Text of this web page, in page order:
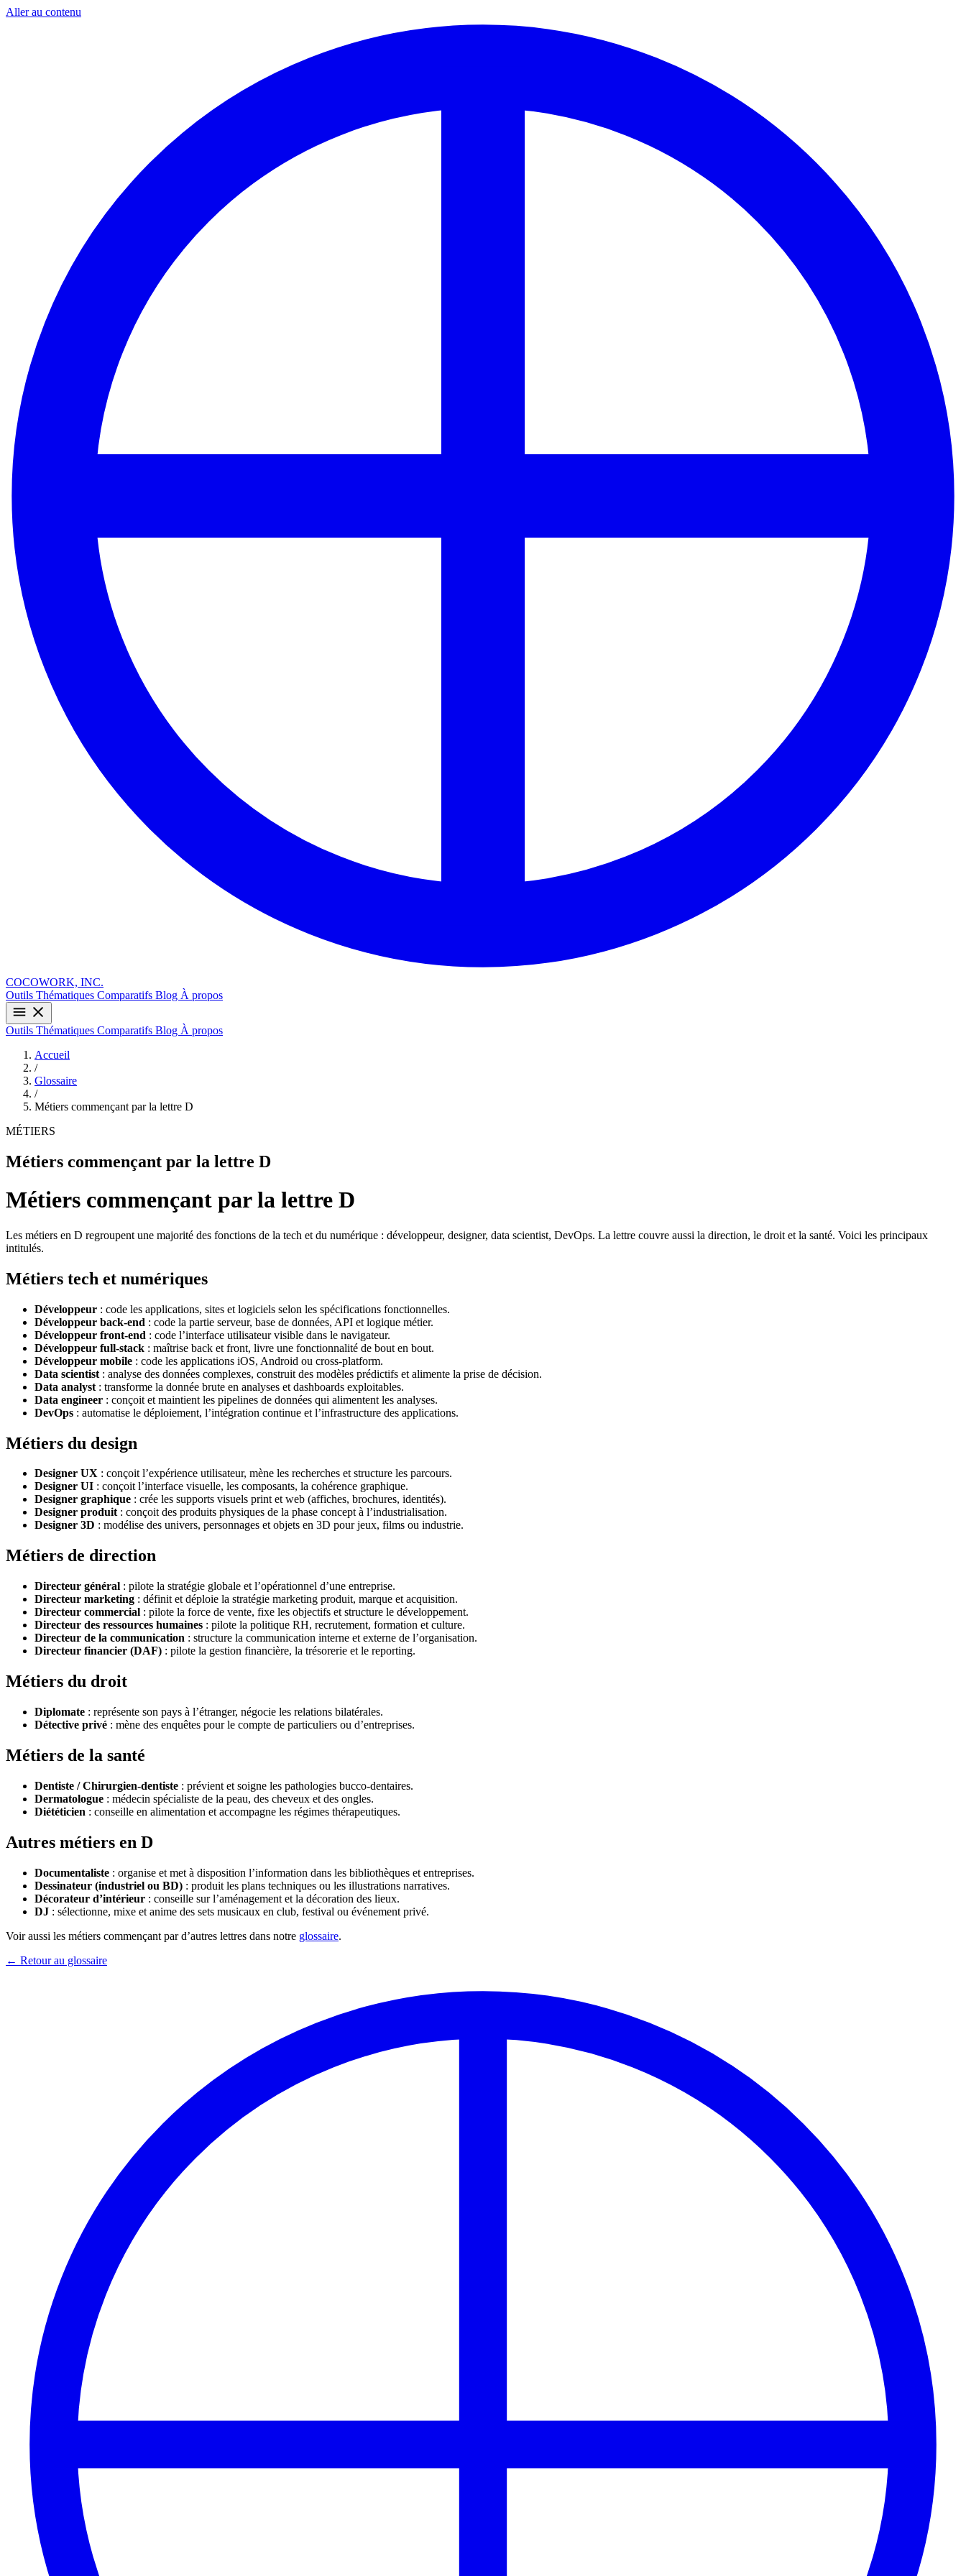
Aller au contenu
COCOWORK, INC.
Outils Thématiques Comparatifs Blog À propos
Outils Thématiques Comparatifs Blog À propos
Accueil
/
Glossaire
/
Métiers commençant par la lettre D
MÉTIERS
Métiers commençant par la lettre D
Métiers commençant par la lettre D
Les métiers en D regroupent une majorité des fonctions de la tech et du numérique : développeur, designer, data scientist, DevOps. La lettre couvre aussi la direction, le droit et la santé. Voici les principaux
intitulés.
Métiers tech et numériques
Développeur : code les applications, sites et logiciels selon les spécifications fonctionnelles.
Développeur back-end : code la partie serveur, base de données, API et logique métier.
Développeur front-end : code l’interface utilisateur visible dans le navigateur.
Développeur full-stack : maîtrise back et front, livre une fonctionnalité de bout en bout.
Développeur mobile : code les applications iOS, Android ou cross-platform.
Data scientist : analyse des données complexes, construit des modèles prédictifs et alimente la prise de décision.
Data analyst : transforme la donnée brute en analyses et dashboards exploitables.
Data engineer : conçoit et maintient les pipelines de données qui alimentent les analyses.
DevOps : automatise le déploiement, l’intégration continue et l’infrastructure des applications.
Métiers du design
Designer UX : conçoit l’expérience utilisateur, mène les recherches et structure les parcours.
Designer UI : conçoit l’interface visuelle, les composants, la cohérence graphique.
Designer graphique : crée les supports visuels print et web (affiches, brochures, identités).
Designer produit: conçoit des produits physiques de la phase concept à l’industrialisation.
Designer 3D : modélise des univers, personnages et objets en 3D pour jeux, films ou industrie.
Métiers de direction
Directeur général : pilote la stratégie globale et l’opérationnel d’une entreprise.
Directeur marketing : définit et déploie la stratégie marketing produit, marque et acquisition.
Directeur commercial : pilote la force de vente, fixe les objectifs et structure le développement.
Directeur des ressources humaines : pilote la politique RH, recrutement, formation et culture.
Directeur de la communication : structure la communication interne et externe de l’organisation.
Directeur financier (DAF) : pilote la gestion financière, la trésorerie et le reporting.
Métiers du droit
Diplomate : représente son pays à l’étranger, négocie les relations bilatérales.
Détective privé : mène des enquêtes pour le compte de particuliers ou d’entreprises.
Métiers de la santé
Dentiste / Chirurgien-dentiste : prévient et soigne les pathologies bucco-dentaires.
Dermatologue : médecin spécialiste de la peau, des cheveux et des ongles.
Diététicien : conseille en alimentation et accompagne les régimes thérapeutiques.
Autres métiers en D
Documentaliste : organise et met à disposition l’information dans les bibliothèques et entreprises.
Dessinateur (industriel ou BD) : produit les plans techniques ou les illustrations narratives.
Décorateur d’intérieur : conseille sur l’aménagement et la décoration des lieux.
DJ : sélectionne, mixe et anime des sets musicaux en club, festival ou événement privé.
Voir aussi les métiers commençant par d’autres lettres dans notre glossaire.
← Retour au glossaire